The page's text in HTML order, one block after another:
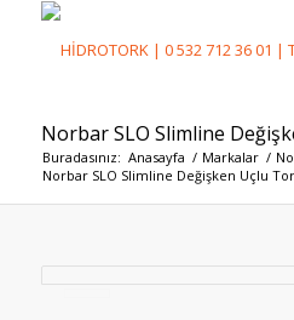
Norbar SLO Slimline
Buradasınız: Anasayfa / Markalar /
Norbar SLO Slimline Değişken Uçlu